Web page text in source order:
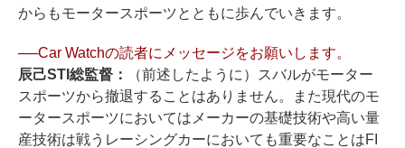
からもモータースポーツとともに歩んでいきます。
──Car Watchの読者にメッセージをお願いします。
辰己STI総監督：
（前述したように）スバルがモーター
スポーツから撤退することはありません。また現代のモ
ータースポーツにおいてはメーカーの基礎技術や高い量
産技術は戦うレーシングカーにおいても重要なことはFI